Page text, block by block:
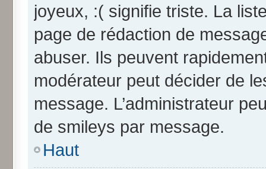
joyeux, :( signifie triste. La
page de rédaction de
abuser. Ils peuvent
modérateur peut décider de
message. L’administrateur
de smileys par message.
Haut